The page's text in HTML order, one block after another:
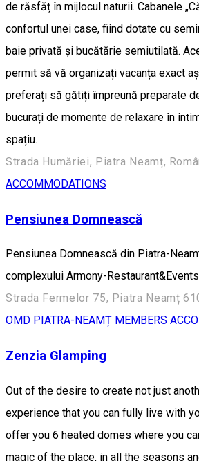
de răsfăț în mijlocul naturii. Cabanele
confortul unei case, fiind dotate cu
baie privată și bucătărie semiutilată.
permit să vă organizați vacanța exact
preferați să gătiți împreună preparate
bucurați de momente de relaxare în
spațiu.
Strada Humăriei, Piatra Neamț,
ACCOMMODATIONS
Pensiunea Domnească
Pensiunea Domnească din Piatra-
complexului Armony-
Strada Fermelor 75, Piatra Neamț
OMD PIATRA-NEAMȚ MEMBERS
Zenzia Glamping
Out of the desire to create not just
experience that you can fully live with
offer you 6 heated domes where you
magic of the place, in all the seasons